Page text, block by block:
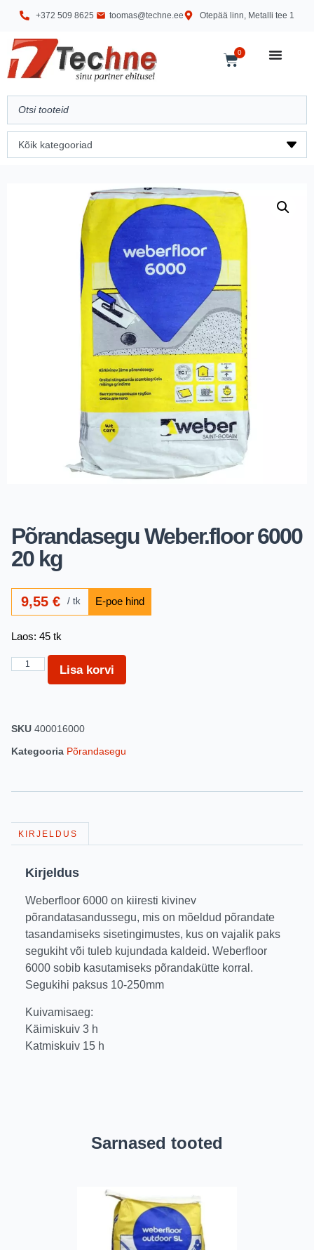
+372 509 8625 toomas@techne.ee Otepää linn, Metalli tee 1
0
Põrandasegu Weber.floor 6000
20 kg
9,55€ tk
Laos: 45 tk
Lisa korvi
SKU 400016000
Kategooria Põrandasegu
KIRJELDUS
Kirjeldus
Weberfloor 6000 on kiiresti kivinev
põrandatasandussegu, mis on mõeldud põrandate
tasandamiseks sisetingimustes, kus on vajalik paks
segukiht või tuleb kujundada kaldeid. Weberfloor
6000 sobib kasutamiseks põrandakütte korral.
Segukihi paksus 10-250mm
Kuivamisaeg:
Käimiskuiv 3 h
Katmiskuiv 15 h
Sarnased tooted